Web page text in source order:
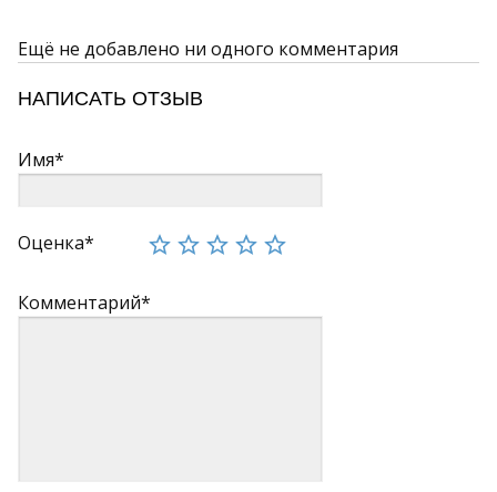
Ещё не добавлено ни одного комментария
НАПИСАТЬ ОТЗЫВ
Имя*
Оценка*
Комментарий*